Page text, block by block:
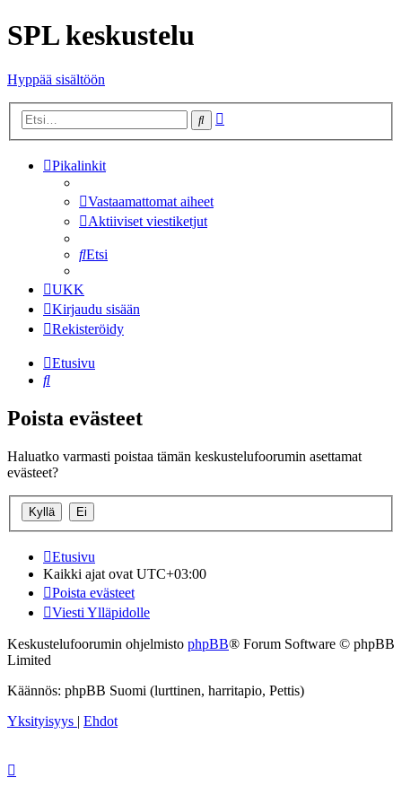
SPL keskustelu
Hyppää sisältöön
Etsi
Pikalinkit
Vastaamattomat aiheet
Aktiiviset viestiketjut
Etsi
UKK
Kirjaudu sisään
Rekisteröidy
Etusivu
Etsi
Poista evästeet
Haluatko varmasti poistaa tämän keskustelufoorumin asettamat
evästeet?
Etusivu
Kaikki ajat ovat UTC+03:00
Poista evästeet
Viesti Ylläpidolle
Keskustelufoorumin ohjelmisto phpBB® Forum Software © phpBB
Limited
Käännös: phpBB Suomi (lurttinen, harritapio, Pettis)
Yksityisyys | Ehdot